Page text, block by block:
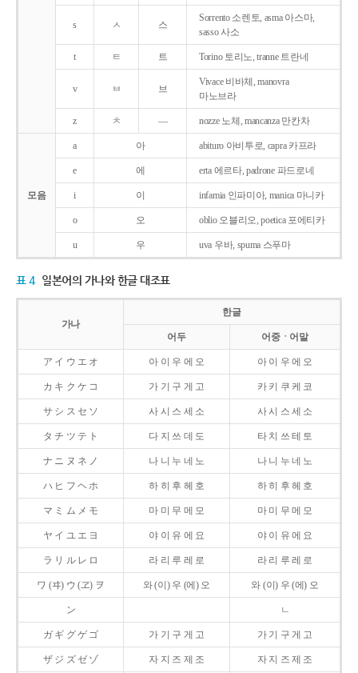
s ㅅ 스
Sorrento 소렌토, asma 아스마,
sasso 사소
t ㅌ 트 Torino 토리노, tranne 트란네
v ㅂ 브
Vivace 비바체, manovra
마노브라
z ㅊ ― nozze 노체, mancanza 만칸차
모음
a 아 abituro 아비투로, capra 카프라
e 에 erta 에르타, padrone 파드로네
i 이 infamia 인파미아, manica 마니카
o 오 oblio 오블리오, poetica 포에티카
u 우 uva 우바, spuma 스푸마
표 4 일본어의 가나와 한글 대조표
가나
한글
어두 어중ㆍ어말
ア イ ウ エ オ 아 이 우 에 오 아 이 우 에 오
カ キ ク ケ コ 가 기 구 게 고 카 키 쿠 케 코
サ シ ス セ ソ 사 시 스 세 소 사 시 스 세 소
タ チ ツ テ ト 다 지 쓰 데 도 타 치 쓰 테 토
ナ ニ ヌ ネ ノ 나 니 누 네 노 나 니 누 네 노
ハ ヒ フ ヘ ホ 하 히 후 헤 호 하 히 후 헤 호
マ ミ ム メ モ 마 미 무 메 모 마 미 무 메 모
ヤ イ ユ エ ヨ 야 이 유 에 요 야 이 유 에 요
ラ リ ル レ ロ 라 리 루 레 로 라 리 루 레 로
ワ (ヰ) ウ (ヱ) ヲ 와 (이) 우 (에) 오 와 (이) 우 (에) 오
ン ㄴ
ガ ギ グ ゲ ゴ 가 기 구 게 고 가 기 구 게 고
ザ ジ ズ ゼ ゾ 자 지 즈 제 조 자 지 즈 제 조